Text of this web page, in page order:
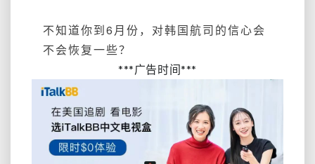
不知道你到6月份，对韩国航司的信心会
不会恢复一些？
***广告时间***